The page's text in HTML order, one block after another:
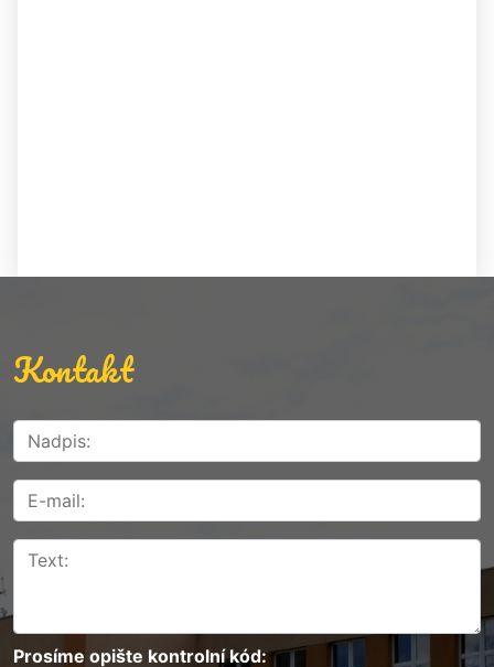
Kontakt
Prosíme opište kontrolní kód: